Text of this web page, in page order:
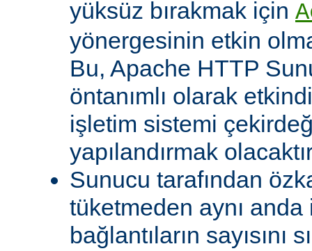
yüksüz bırakmak için
yönergesinin etkin
Bu, Apache HTTP
öntanımlı olarak
işletim sistemi
yapılandırmak
Sunucu tarafından
tüketmeden aynı
bağlantıların sayısını